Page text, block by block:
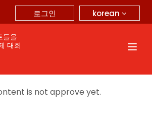
korean
로그인
들을
대회
is not approve yet.